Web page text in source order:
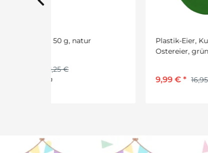
Plastik-Eier, Kunststoffeier,
Ostereier, grün 60 mm, 100